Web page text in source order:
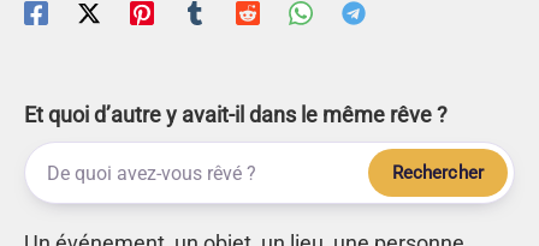
Et quoi d’autre y avait-il dans le même rêve ?
Rechercher